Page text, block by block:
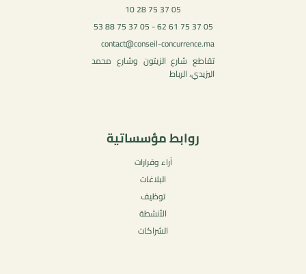
05 37 75 28 10
05 37 75 61 62 - 05 37 75 88 53
contact@conseil-concurrence.ma
تقاطع شارع الزيتون وشارع محمد
اليزيدي، الرباط
روابط مؤسساتية
آراء وقرارات
البلاغات
توظيف
الأنشطة
الشراكات